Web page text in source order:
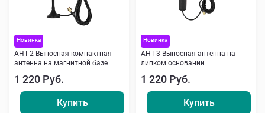
Новинка
АНТ-2 Выносная компактная
антенна на магнитной базе
1 220 Руб.
Купить
Новинка
АНТ-3 Выносная антенна на
липком основании
1 220 Руб.
Купить